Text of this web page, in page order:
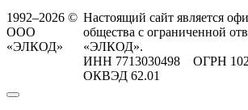
1992–2026 ©
ООО
«ЭЛКОД»
Настоящий сайт является
общества с ограниченной
«ЭЛКОД».
ИНН 7713030498 ОГРН
ОКВЭД 62.01